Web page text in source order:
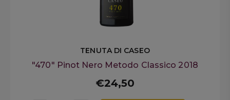
TENUTA DI CASEO
"470" Pinot Nero Metodo Classico 2018
€24,50